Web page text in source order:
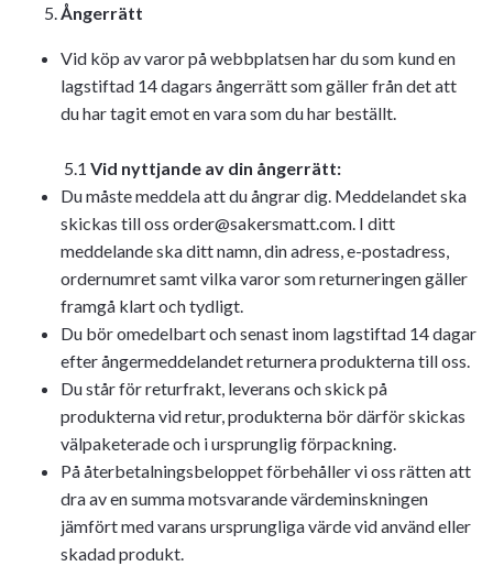
Ångerrätt
Vid köp av varor på webbplatsen har du som kund en
lagstiftad 14 dagars ångerrätt som gäller från det att
du har tagit emot en vara som du har beställt.
5.1 Vid nyttjande av din ångerrätt:
Du måste meddela att du ångrar dig. Meddelandet ska
skickas till oss order@sakersmatt.com. I ditt
meddelande ska ditt namn, din adress, e-postadress,
ordernumret samt vilka varor som returneringen gäller
framgå klart och tydligt.
Du bör omedelbart och senast inom lagstiftad 14 dagar
efter ångermeddelandet returnera produkterna till oss.
Du står för returfrakt, leverans och skick på
produkterna vid retur, produkterna bör därför skickas
välpaketerade och i ursprunglig förpackning.
På återbetalningsbeloppet förbehåller vi oss rätten att
dra av en summa motsvarande värdeminskningen
jämfört med varans ursprungliga värde vid använd eller
skadad produkt.